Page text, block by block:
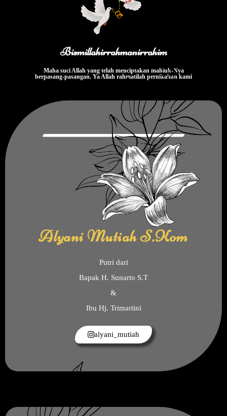
Bismillahirrahmanirrahim
Maha suci Allah yang telah menciptakan mahluk-Nya
berpasang-pasangan. Ya Allah rahmatilah pernikahan kami
Alyani Mutiah S.Kom
Putri dari
Bapak H. Sunarto S.T
&
Ibu Hj. Trimartini
alyani_mutiah